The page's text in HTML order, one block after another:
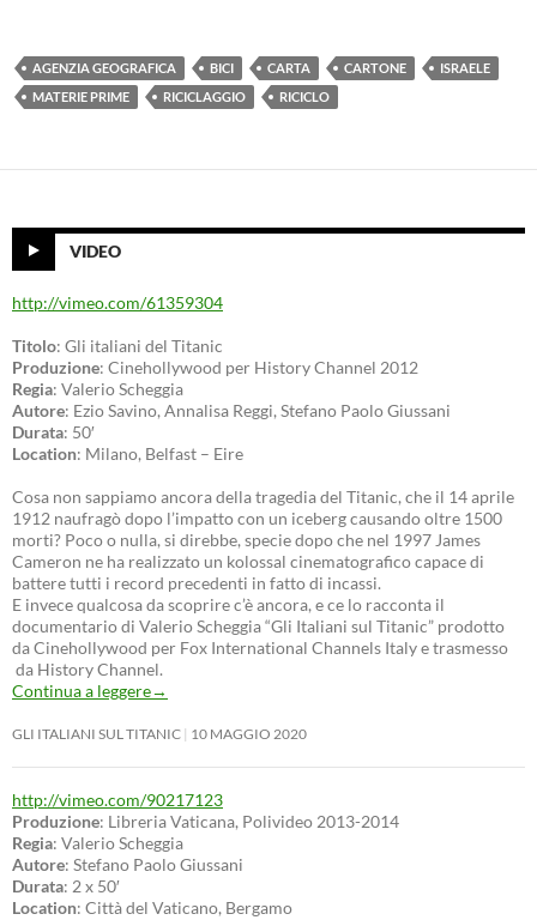
AGENZIA GEOGRAFICA BICI CARTA CARTONE
ISRAELE
MATERIE PRIME
RICICLAGGIO RICICLO
VIDEO
http://vimeo.com/61359304
Titolo: Gli italiani del Titanic
Produzione: Cinehollywood per History Channel 2012
Regia: Valerio Scheggia
Autore: Ezio Savino, Annalisa Reggi, Stefano Paolo Giussani
Durata: 50′
Location: Milano, Belfast – Eire
Cosa non sappiamo ancora della tragedia del Titanic, che il 14 aprile
1912 naufragò dopo l’impatto con un iceberg causando oltre 1500
morti? Poco o nulla, si direbbe, specie dopo che nel 1997 James
Cameron ne ha realizzato un kolossal cinematografico capace di
battere tutti i record precedenti in fatto di incassi.
E invece qualcosa da scoprire c’è ancora, e ce lo racconta il
documentario di Valerio Scheggia “Gli Italiani sul Titanic” prodotto
da Cinehollywood per Fox International Channels Italy e trasmesso
da History Channel.
Continua a leggere→
GLI ITALIANI SUL TITANIC 10 MAGGIO 2020
http://vimeo.com/90217123
Produzione: Libreria Vaticana, Polivideo 2013-2014
Regia: Valerio Scheggia
Autore: Stefano Paolo Giussani
Durata: 2 x 50′
Location: Città del Vaticano, Bergamo